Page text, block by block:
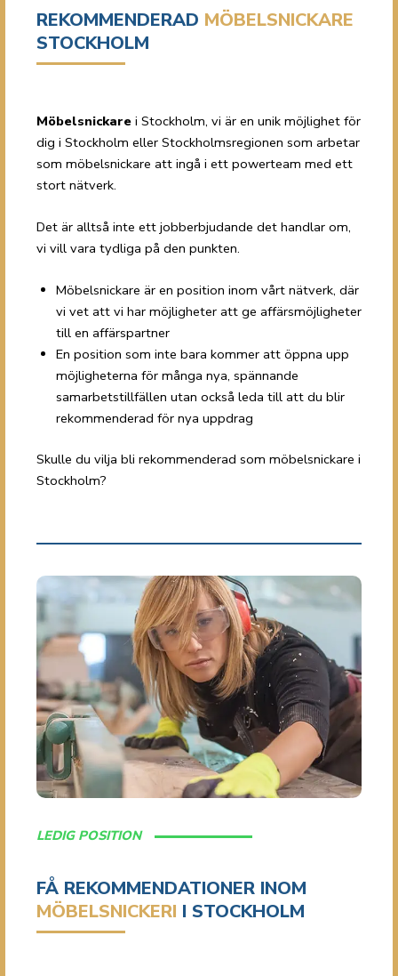
REKOMMENDERAD MÖBELSNICKARE
STOCKHOLM
Möbelsnickare i Stockholm, vi är en unik möjlighet för
dig i Stockholm eller Stockholmsregionen som arbetar
som möbelsnickare att ingå i ett powerteam med ett
stort nätverk.
Det är alltså inte ett jobberbjudande det handlar om,
vi vill vara tydliga på den punkten.
Möbelsnickare är en position inom vårt nätverk, där
vi vet att vi har möjligheter att ge affärsmöjligheter
till en affärspartner
En position som inte bara kommer att öppna upp
möjligheterna för många nya, spännande
samarbetstillfällen utan också leda till att du blir
rekommenderad för nya uppdrag
Skulle du vilja bli rekommenderad som möbelsnickare i
Stockholm?
LEDIG POSITION
FÅ REKOMMENDATIONER INOM
MÖBELSNICKERI I STOCKHOLM